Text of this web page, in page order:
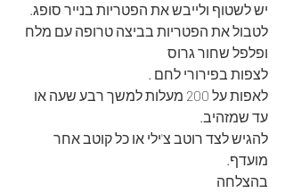
יש לשטוף ולייבש את הפטריות בנייר סופג.
לטבול את הפטריות בביצה טרופה עם מלח
ופלפל שחור גרוס
לצפות בפירורי לחם .
לאפות על 200 מעלות למשך רבע שעה או
עד שמזהיב.
להגיש לצד רוטב צ'ילי או כל קוטב אחר
מועדף.
בהצלחה